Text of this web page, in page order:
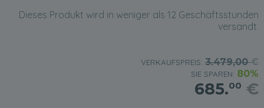
Dieses Produkt wird in weniger als 12 Geschäftsstunden
versandt.
VERKAUFSPREIS: 3.479,00€
SIE SPAREN: 80%
685.00 €